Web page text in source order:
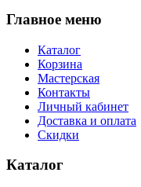
Главное меню
Каталог
Корзина
Мастерская
Контакты
Личный кабинет
Доставка и оплата
Скидки
Каталог